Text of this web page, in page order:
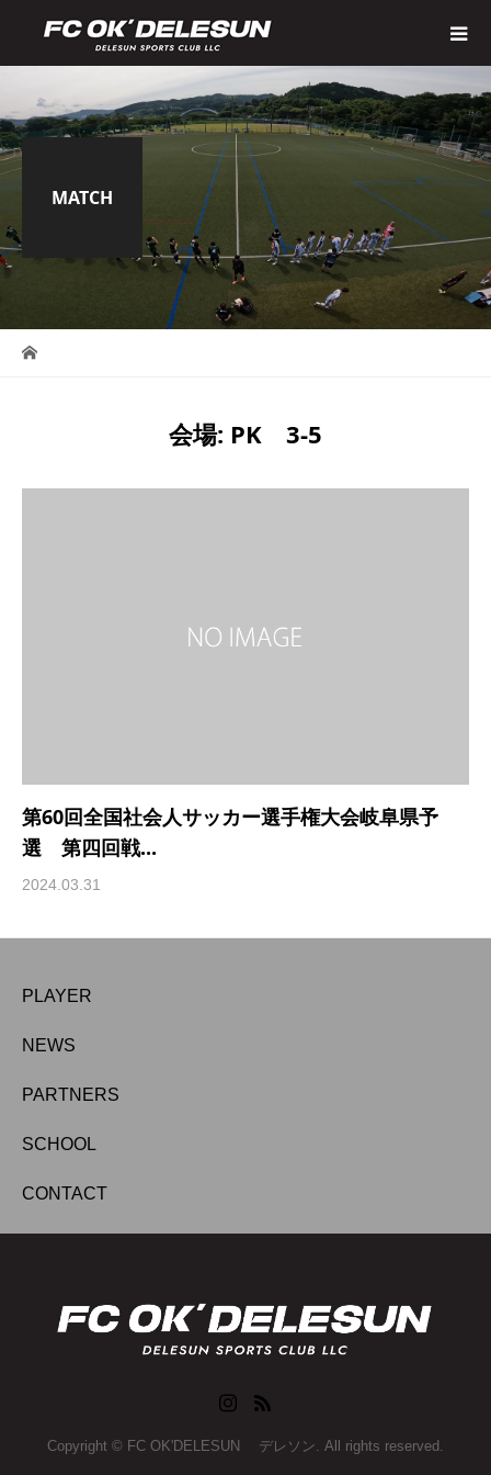
MATCH
会場: PK 3-5
第60回全国社会人サッカー選手権大会岐阜県予
選 第四回戦...
2024.03.31
PLAYER
NEWS
PARTNERS
SCHOOL
CONTACT
Copyright © FC OK'DELESUN デレソン. All rights reserved.